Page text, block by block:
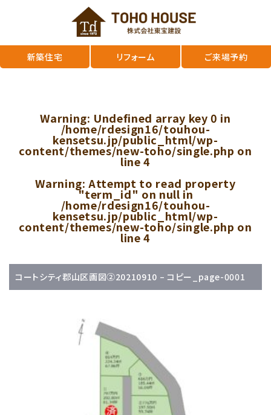
新築住宅 リフォーム ご来場予約
Warning: Undefined array key 0 in
/home/rdesign16/touhou-
kensetsu.jp/public_html/wp-
content/themes/new-toho/single.php on
line4
Warning: Attempt to read property
"term_id" on null in
/home/rdesign16/touhou-
kensetsu.jp/public_html/wp-
content/themes/new-toho/single.php on
line4
コートシティ郡山区画図②20210910 – コピー_page-0001